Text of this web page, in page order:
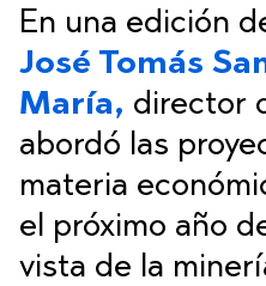
En una edición
José Tomás
María, director
abordó las
materia
el próximo año
vista de la